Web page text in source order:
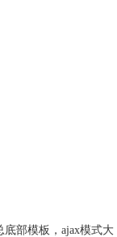
底部模板，ajax模式大